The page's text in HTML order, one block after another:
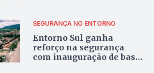
Brasília
SEGURANÇA NO ENTORNO
Entorno Sul ganha
reforço na segurança
com inauguração de base